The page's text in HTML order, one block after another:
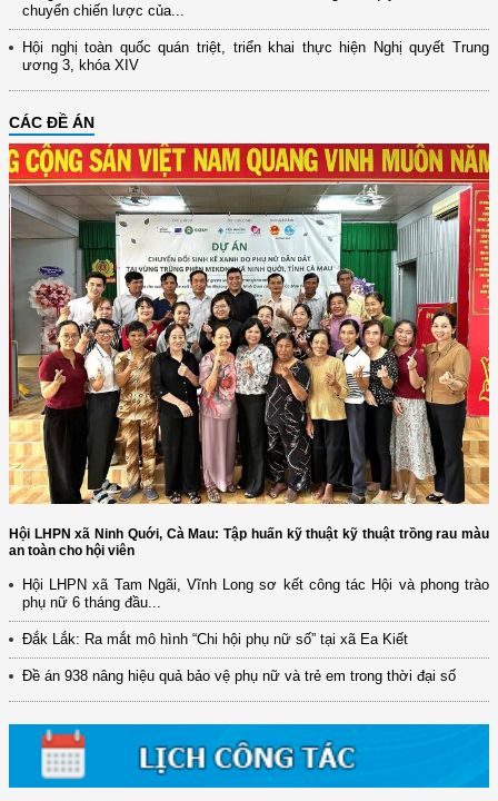
chuyển chiến lược của...
Hội nghị toàn quốc quán triệt, triển khai thực hiện Nghị quyết Trung
ương 3, khóa XIV
CÁC ĐỀ ÁN
Hội LHPN xã Ninh Quới, Cà Mau: Tập huấn kỹ thuật kỹ thuật trồng rau màu
an toàn cho hội viên
Hội LHPN xã Tam Ngãi, Vĩnh Long sơ kết công tác Hội và phong trào
phụ nữ 6 tháng đầu...
Đắk Lắk: Ra mắt mô hình “Chi hội phụ nữ số” tại xã Ea Kiết
Đề án 938 nâng hiệu quả bảo vệ phụ nữ và trẻ em trong thời đại số
(12/TB-HĐKH) V/v đăng ký, đề xuất nhiệm vụ Khoa học, công nghệ và
đổi mới ...
(898/KH/ĐCT) Kế hoạch thực hiện Quyết định số 2415/QĐ-TTg ngày
(417/QĐ-BNNMT) Quyết định phê duyệt Chương trình mục tiêu quốc gia
xây dựng ...
(891/KH-ĐCT) Kế hoạch thực hiện Nghị quyết số 72-NQ/TW ngày